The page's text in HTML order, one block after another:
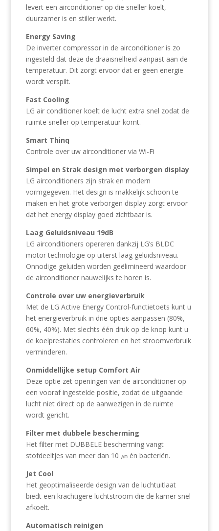
levert een airconditioner op die sneller koelt,
duurzamer is en stiller werkt.
Energy Saving
De inverter compressor in de airconditioner is zo
ingesteld dat deze de draaisnelheid aanpast aan de
temperatuur. Dit zorgt ervoor dat er geen energie
wordt verspilt.
Fast Cooling
LG air conditioner koelt de lucht extra snel zodat de
ruimte sneller op temperatuur komt.
Smart Thinq
Controle over uw airconditioner via Wi-Fi
Simpel en Strak design met verborgen display
LG airconditioners zijn strak en modern
vormgegeven. Het design is makkelijk schoon te
maken en het grote verborgen display zorgt ervoor
dat het energy display goed zichtbaar is.
Laag Geluidsniveau 19dB
LG airconditioners opereren dankzij LG’s BLDC
motor technologie op uiterst laag geluidsniveau.
Onnodige geluiden worden geëlimineerd waardoor
de airconditioner nauwelijks te horen is.
Controle over uw energieverbruik
Met de LG Active Energy Control-functietoets kunt u
het energieverbruik in drie opties aanpassen (80%,
60%, 40%). Met slechts één druk op de knop kunt u
de koelprestaties controleren en het stroomverbruik
verminderen.
Onmiddellijke setup Comfort Air
Deze optie zet openingen van de airconditioner op
een vooraf ingestelde positie, zodat de uitgaande
lucht niet direct op de aanwezigen in de ruimte
wordt gericht.
Filter met dubbele bescherming
Het filter met DUBBELE bescherming vangt
stofdeeltjes van meer dan 10 ㎛ én bacteriën.
Jet Cool
Het geoptimaliseerde design van de luchtuitlaat
biedt een krachtigere luchtstroom die de kamer snel
afkoelt.
Automatisch reinigen